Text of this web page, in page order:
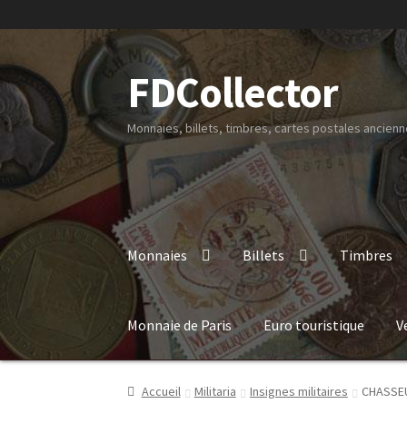
FDCollector
Monnaies, billets, timbres, cartes postales
Monnaies Billets Timbres
Monnaie de Paris Euro touristique
Accueil Militaria Insignes militaires